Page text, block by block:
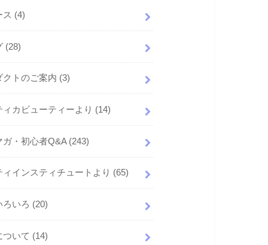
ス (4)
(28)
クトのご案内 (3)
ィカビューティーより (14)
ガ・初心者Q&A (243)
ィインスティチュートより (65)
ろいろ (20)
ついて (14)